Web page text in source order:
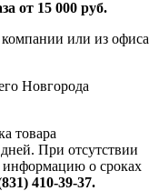
от 15 000 руб.
или из офиса
Новгорода
товара
При отсутствии
информацию о сроках
410-39-37.